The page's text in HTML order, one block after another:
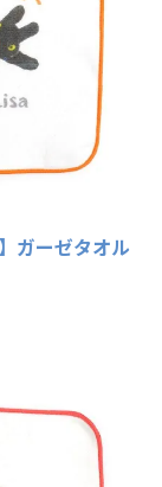
ガーゼタオル